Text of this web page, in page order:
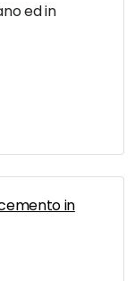
ed in
in